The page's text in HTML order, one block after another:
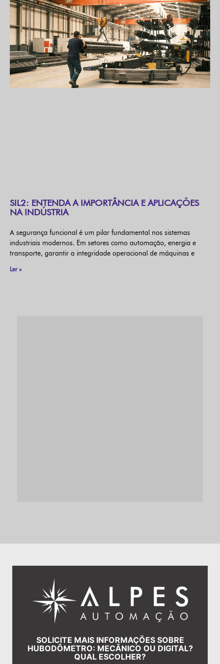
SIL2: ENTENDA A IMPORTÂNCIA E APLICAÇÕES
NA INDÚSTRIA
A segurança funcional é um pilar fundamental nos sistemas
industriais modernos. Em setores como automação, energia e
transporte, garantir a integridade operacional de máquinas e
Ler »
SOLICITE MAIS INFORMAÇÕES SOBRE
HUBODÔMETRO: MECÂNICO OU DIGITAL?
QUAL ESCOLHER?